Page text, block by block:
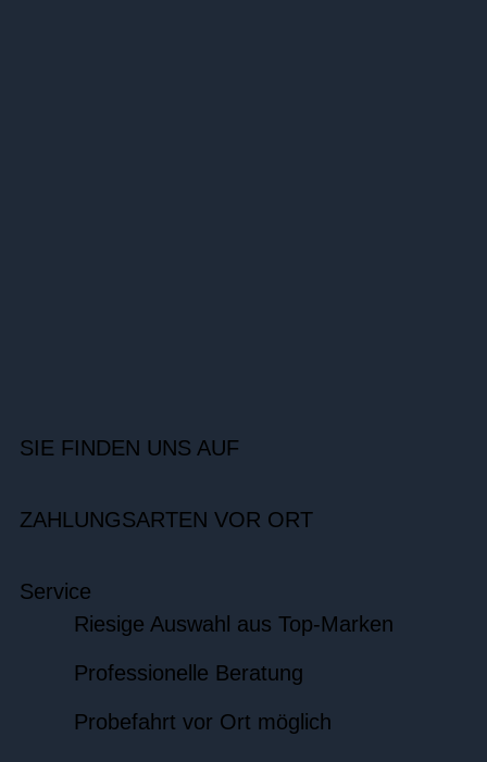
SIE FINDEN UNS AUF
ZAHLUNGSARTEN VOR ORT
Service
Riesige Auswahl aus Top-Marken
Professionelle Beratung
Probefahrt vor Ort möglich